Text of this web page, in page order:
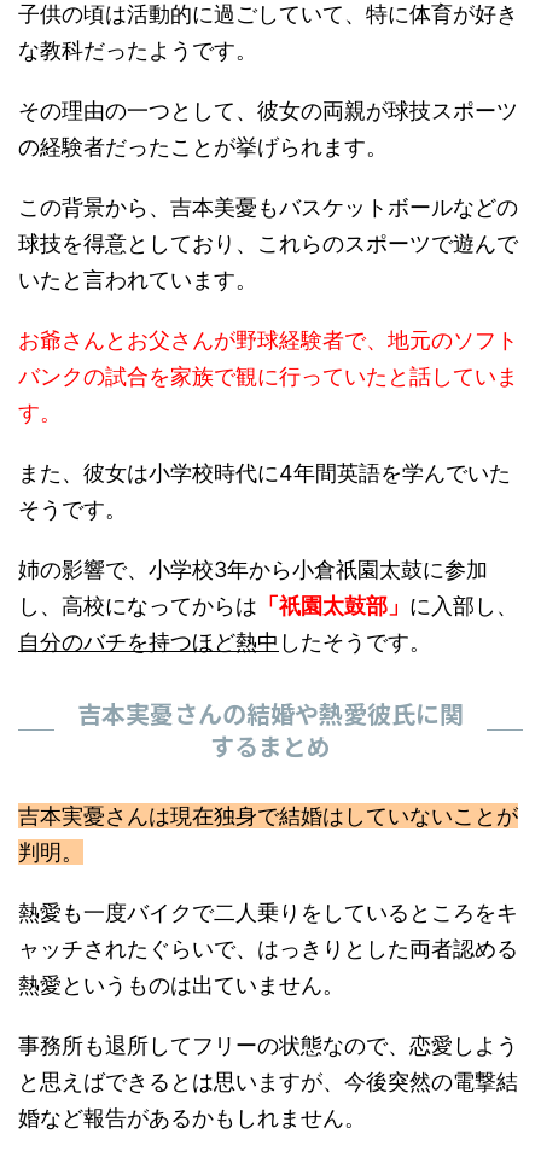
子供の頃は活動的に過ごしていて、特に体育が好き
な教科だったようです。
その理由の一つとして、彼女の両親が球技スポーツ
の経験者だったことが挙げられます。
この背景から、吉本美憂もバスケットボールなどの
球技を得意としており、これらのスポーツで遊んで
いたと言われています。
お爺さんとお父さんが野球経験者で、地元のソフト
バンクの試合を家族で観に行っていたと話していま
す。
また、彼女は小学校時代に4年間英語を学んでいた
そうです。
姉の影響で、小学校3年から小倉祇園太鼓に参加
し、高校になってからは 「祇園太鼓部」 に入部し、
自分のバチを持つほど熱中 したそうです。
吉本実憂さんの結婚や熱愛彼氏に関
するまとめ
吉本実憂さんは現在独身で結婚はしていないことが
判明。
熱愛も一度バイクで二人乗りをしているところをキ
ャッチされたぐらいで、はっきりとした両者認める
熱愛というものは出ていません。
事務所も退所してフリーの状態なので、恋愛しよう
と思えばできるとは思いますが、今後突然の電撃結
婚など報告があるかもしれません。